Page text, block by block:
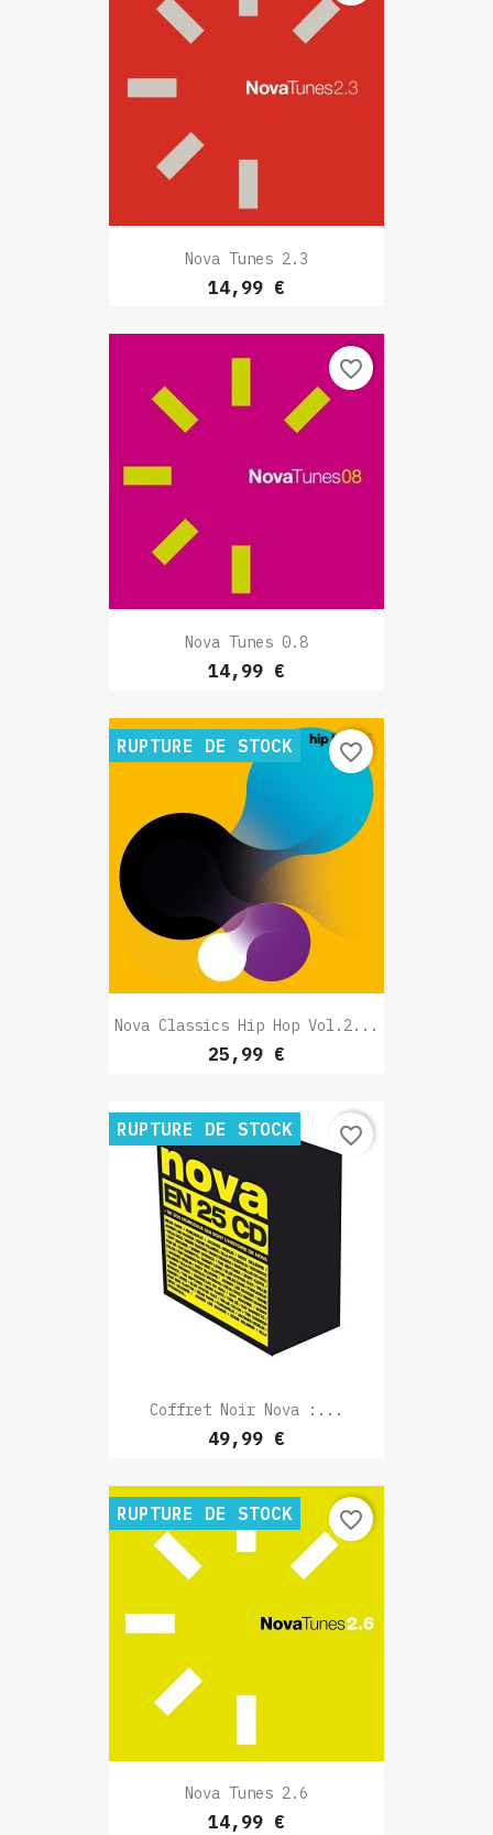
Nova Tunes 2.3
Prix
14,99 €
Nova Tunes 0.8
Prix
14,99 €
favorite_border
Nova Classics Hip Hop Vol.2...
Prix
25,99 €
RUPTURE DE STOCK favorite_border
Coffret Noir Nova :...
Prix
49,99 €
RUPTURE DE STOCK favorite_border
Nova Tunes 2.6
Prix
14,99 €
RUPTURE DE STOCK favorite_border